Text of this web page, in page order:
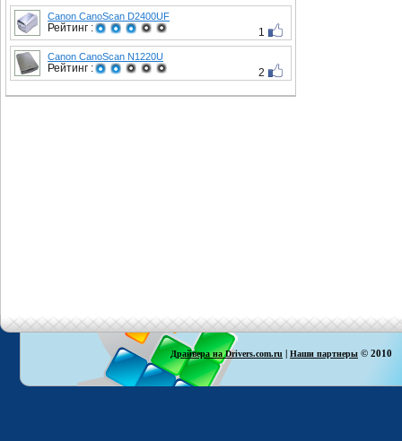
Canon CanoScan D2400UF
Рейтинг : 1
Canon CanoScan N1220U
Рейтинг : 2
Драйвера на Drivers.com.ru | Наши партнеры © 2010